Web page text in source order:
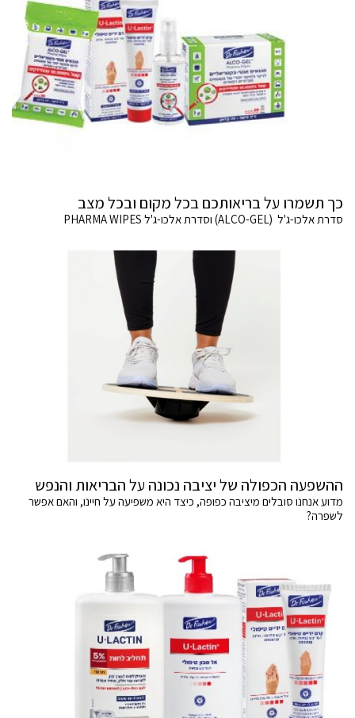
כך תשמרו על בריאותכם בכל מקום ובכל מצב
סדרת אלכו-ג'ל (ALCO-GEL) וסדרת אלכו-ג'ל PHARMA WIPES
ההשפעה הכפולה של יציבה נכונה על הבריאות והנפש
מדוע אנחנו סובלים מיציבה כפופה, כיצד היא משפיעה על חיינו, והאם אפשר
לשפרה?